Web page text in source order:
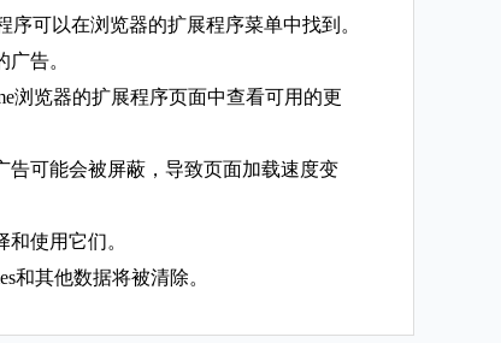
可以在浏览器的扩展程序菜单中找到。
告。
浏览器的扩展程序页面中查看可用的更
告可能会被屏蔽，导致页面加载速度变
使用它们。
和其他数据将被清除。